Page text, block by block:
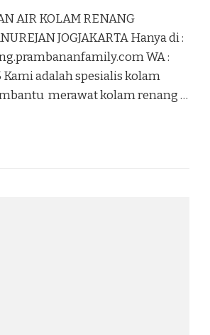
AIR KOLAM RENANG
JOGJAKARTA Hanya di :
WA :
Kami adalah spesialis kolam
merawat kolam renang …